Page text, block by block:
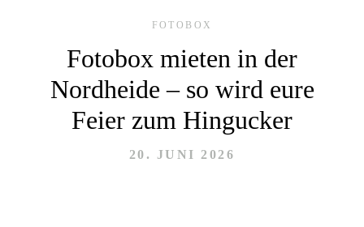
PORTFOLIO
FOTOBOX
Fotobox mieten in der
Nordheide – so wird eure
Feier zum Hingucker
20. JUNI 2026